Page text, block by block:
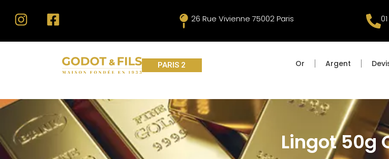
26 Rue Vivienne 75002 Paris
PARIS 2 Or Argent
Lingot 50g